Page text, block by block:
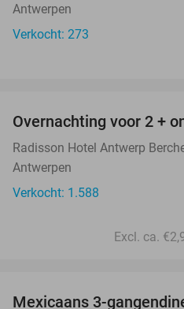
Antwerpen
Verkocht: 273
Overnachting voor 2 +
Radisson Hotel Antwerp
Antwerpen
Verkocht: 1.588
Excl. ca.
Mexicaans 3-